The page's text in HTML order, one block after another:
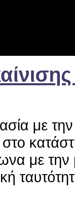
με
στο
με την